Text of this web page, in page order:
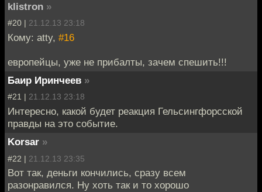
klistron »
#20 | 21.12.13 23:18
Кому: atty, #16
европейцы, уже не прибалты, зачем спешить!!!
Баир Иринчеев »
#21 | 21.12.13 23:18
Интересно, какой будет реакция Гельсингфорсской
правды на это событие.
Korsar »
#22 | 21.12.13 23:35
Вот так, деньги кончились, сразу всем
разонравился. Ну хоть так и то хорошо